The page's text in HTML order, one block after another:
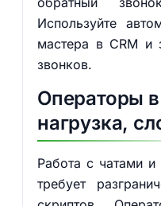
Используйте
мастера в CRM и
звонков.
Операторы
нагрузка,
Работа с чатами
требует